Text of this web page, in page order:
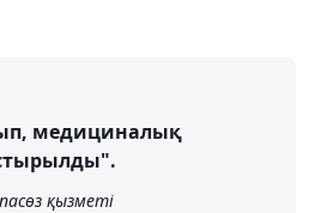
медициналық
қызметі